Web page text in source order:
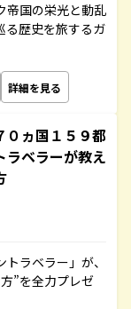
帝国の栄光と動乱
る歴史を旅するガ
詳細を見る
ヵ国１５９都
ラベラーが教え
ラベラー」が、
”を全力プレゼ